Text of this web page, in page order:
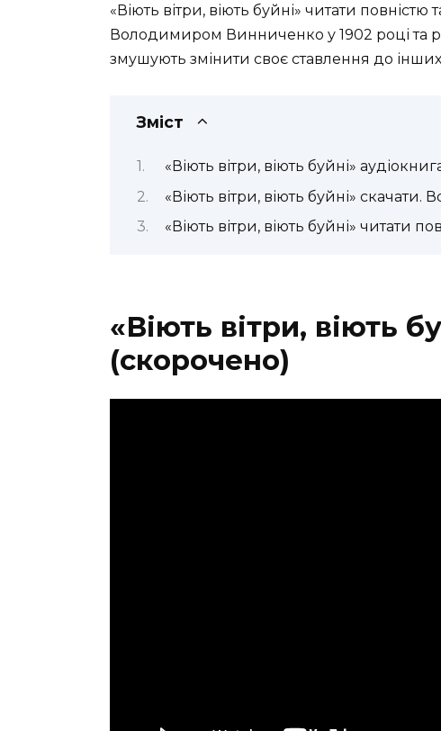
«Віють вітри, віють буйні» читати
Володимиром Винниченко у 1902 році та
змушують змінити своє ставлення до
Зміст
«Віють вітри, віють буйні»
«Віють вітри, віють буйні»
«Віють вітри, віють буйні» читати
«Віють вітри, віють
(скорочено)